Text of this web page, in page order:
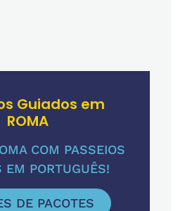
Guiados em
ROMA
COM PASSEIOS
EM PORTUGUÊS!
DE PACOTES